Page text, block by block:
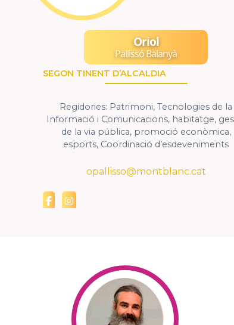
Oriol
Pallissó Balanyà
SEGON TINENT D’ALCALDIA
Regidories: Patrimoni, Tecnologies de la
Informació i Comunicacions, habitatge,
de la via pública, promoció econòmica,
esports, Coordinació d’esdeveniments
opallisso@montblanc.cat